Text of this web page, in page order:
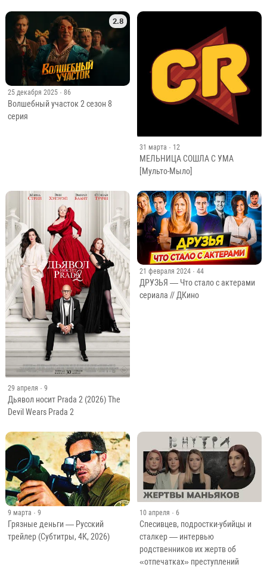
2.8
25 декабря 2025 · 86
Волшебный участок 2 сезон 8
серия
31 марта · 12
МЕЛЬНИЦА СОШЛА С УМА
[Мульто-Мыло]
29 апреля · 9
Дьявол носит Prada 2 (2026) The
Devil Wears Prada 2
21 февраля 2024 · 44
ДРУЗЬЯ — Что стало с актерами
сериала // ДКино
9 марта · 9
Грязные деньги — Русский
трейлер (Субтитры, 4К, 2026)
10 апреля · 6
Спесивцев, подростки-убийцы и
сталкер — интервью
родственников их жертв об
«отпечатках» преступлений